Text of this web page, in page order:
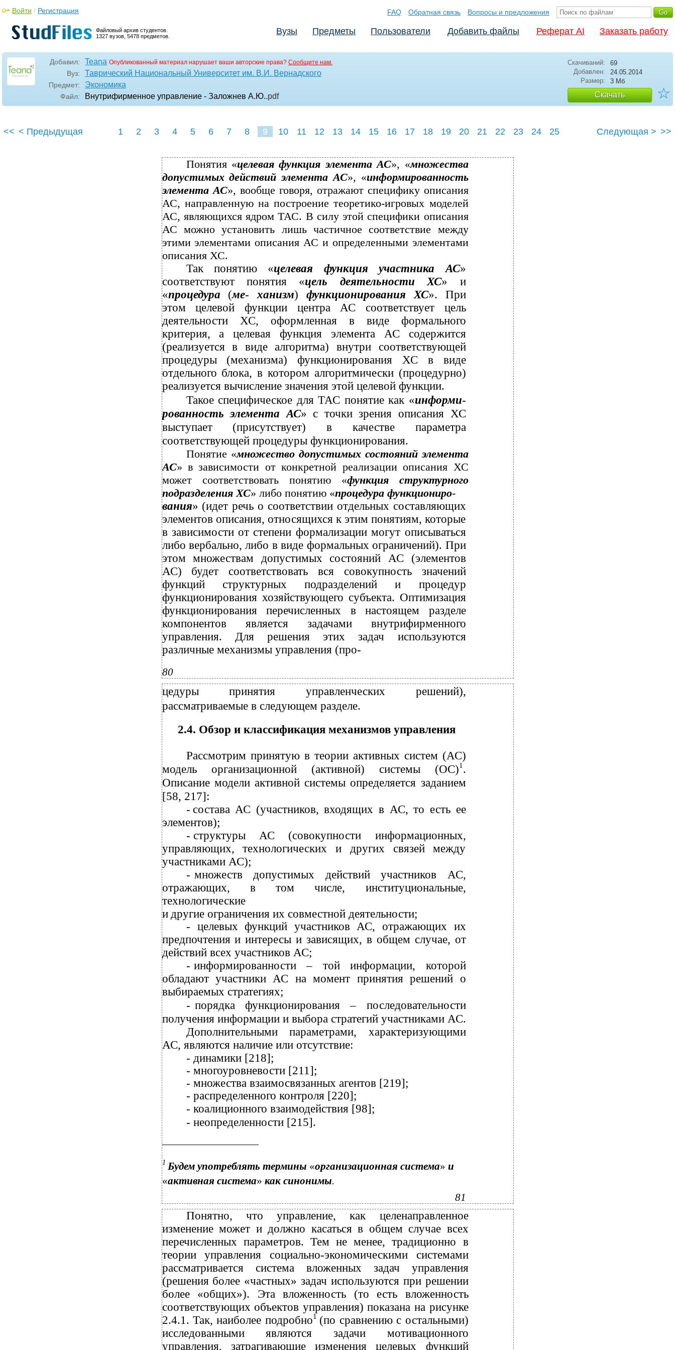
Файловый архив студентов.
1327 вузов, 5478 предметов.
Войти / Регистрация FAQ Обратная связь Вопросы и предложения
Вузы Предметы Пользователи Добавить файлы Реферат AI Заказать работу
Добавил: Teana Опубликованный материал нарушает ваши авторские права? Сообщите нам.
Вуз: Таврический Национальный Университет им. В.И. Вернадского
Предмет: Экономика
Файл: Внутрифирменное управление - Заложнев А.Ю..pdf
Скачиваний:
69
Добавлен:
24.05.2014
Размер:
3 Мб
Скачать ☆
<< < Предыдущая 1 2 3 4 5 6 7 8 9 10 11 12 13 14 15 16 17 18 19 20 21 22 23 24 25 Следующая > >>
Понятия «целевая функция элемента АС», «множества
допустимых действий элемента АС», «информированность
элемента АС», вообще говоря, отражают специфику описания
АС, направленную на построениетеоретико-игровых моделей
АС, являющихся ядром ТАС. В силу этой специфики описания
АС можно установить лишь частичное соответствие между
этими элементами описания АС и определенными элементами
описания ХС.
Так понятию «целевая функция участника АС»
соответствуют понятия «цель деятельности ХС» и
«процедура (ме-ханизм) функционирования ХС». При
этом целевой функции центра АС соответствует цель
деятельности ХС, оформленная в виде формального
критерия, а целевая функция элемента АС содержится
(реализуется в виде алгоритма) внутри соответствующей
процедуры (механизма) функционирования ХС в виде
отдельного блока, в котором алгоритмически (процедурно)
реализуется вычисление значения этой целевой функции.
Такое специфическое для ТАС понятие как «информи-
рованность элемента АС» с точки зрения описания ХС
выступает (присутствует) в качестве параметра
соответствующей процедуры функционирования.
Понятие «множество допустимых состояний элемента
АС» в зависимости от конкретной реализации описания ХС
может соответствовать понятию «функция структурного
подразделения ХС» либо понятию «процедура функциониро-
вания» (идет речь о соответствии отдельных составляющих
элементов описания, относящихся к этим понятиям, которые
в зависимости от степени формализации могут описываться
либо вербально, либо в виде формальных ограничений). При
этом множествам допустимых состояний АС (элементов
АС) будет соответствовать вся совокупность значений
функций структурных подразделений и процедур
функционирования хозяйствующего субъекта. Оптимизация
функционирования перечисленных в настоящем разделе
компонентов является задачами внутрифирменного
управления. Для решения этих задач используются
различные механизмы управления (про-
80
цедуры принятия управленческих решений),
рассматриваемые в следующем разделе.
2.4. Обзор и классификация механизмов управления
Рассмотрим принятую в теории активных систем (АС)
модель организационной (активной) системы (ОС)1 .
Описание модели активной системы определяется заданием
[58, 217]:
- состава АС (участников, входящих в АС, то есть ее
элементов);
- структуры АС (совокупности информационных,
управляющих, технологических и других связей между
участниками АС);
- множеств допустимых действий участников АС,
отражающих, в том числе, институциональные,
технологические
и другие ограничения их совместной деятельности;
- целевых функций участников АС, отражающих их
предпочтения и интересы и зависящих, в общем случае, от
действий всех участников АС;
- информированности – той информации, которой
обладают участники АС на момент принятия решений о
выбираемых стратегиях;
- порядка функционирования – последовательности
получения информации и выбора стратегий участниками АС.
Дополнительными параметрами, характеризующими
АС, являются наличие или отсутствие:
- динамики [218];
- многоуровневости [211];
- множества взаимосвязанных агентов [219];
- распределенного контроля [220];
- коалиционного взаимодействия [98];
- неопределенности [215].
1 Будем употреблять термины «организационная система» и
«активная система» как синонимы.
81
Понятно, что управление, как целенаправленное
изменение может и должно касаться в общем случае всех
перечисленных параметров. Тем не менее, традиционно в
теории управления социально-экономическими системами
рассматривается система вложенных задач управления
(решения более «частных» задач используются при решении
более «общих»). Эта вложенность (то есть вложенность
соответствующих объектов управления) показана на рисунке
2.4.1. Так, наиболее подробно1 (по сравнению с остальными)
исследованными являются задачи мотивационного
управления, затрагивающие изменения целевых функций